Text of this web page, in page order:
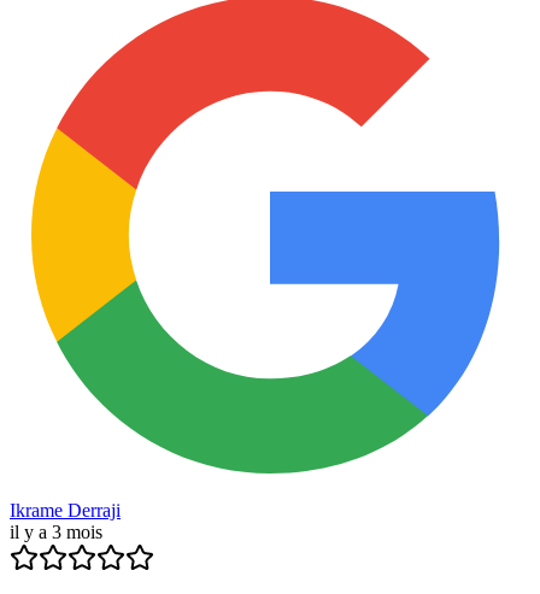
Ikrame Derraji
il y a 3 mois